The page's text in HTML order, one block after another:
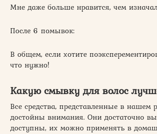
Мне даже больше нравится, чем
После 6 помывок:
В общем, если хотите
что нужно!
Какую смывку для волос
Все средства, представленные в нашем
достойны внимания. Они достаточно
доступны, их можно применять в